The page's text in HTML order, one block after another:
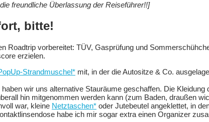
freundliche Überlassung der Reiseführer!!]
bitte!
Roadtrip vorbereitet: TÜV, Gasprüfung und
erzielen.
Strandmuschel* mit, in der die Autositze & Co.
wir uns alternative Stauräume geschaffen. Die Kleidung
hin mitgenommen werden kann (zum Baden, draußen
war, kleine Netztaschen* oder Jutebeutel angeklettet, in
habe ich mir sogar extra einen Organizer